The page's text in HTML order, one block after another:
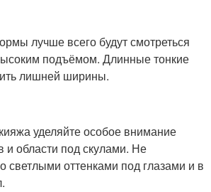
лучше всего будут смотреться
подъёмом. Длинные тонкие
лишней ширины.
уделяйте особое внимание
и области под скулами. Не
светлыми оттенками под глазами и в